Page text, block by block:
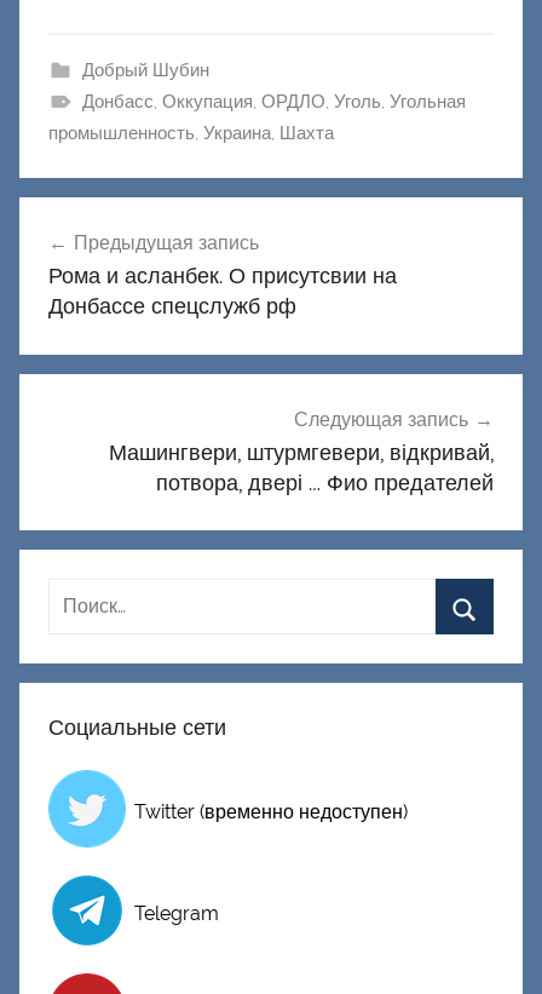
Добрый Шубин
Донбасс, Оккупация, ОРДЛО, Уголь, Угольная
промышленность, Украина, Шахта
по
записям
Предыдущая запись
Рома и асланбек. О присутсвии на
Донбассе спецслужб рф
Следующая запись
Машингвери, штурмгевери, відкривай,
потвора, двері … Фио предателей
Социальные сети
Twitter (временно недоступен)
Telegram